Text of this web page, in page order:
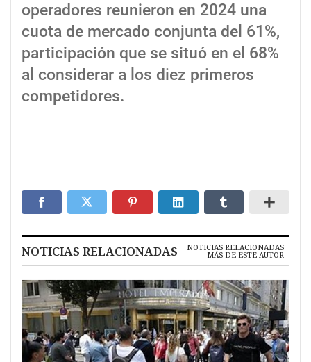
operadores reunieron en 2024 una
cuota de mercado conjunta del 61%,
participación que se situó en el 68%
al considerar a los diez primeros
competidores.
NOTICIAS RELACIONADAS NOTICIAS RELACIONADAS
MÁS DE ESTE AUTOR